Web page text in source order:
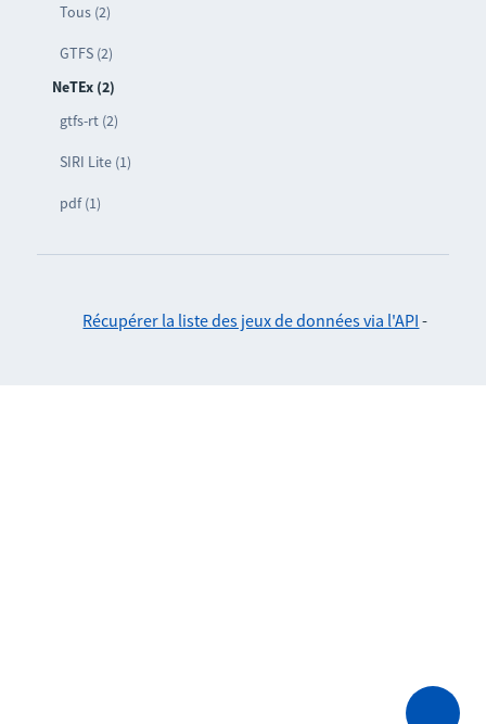
Tous (2)
GTFS (2)
NeTEx (2)
gtfs-rt (2)
SIRI Lite (1)
pdf (1)
Récupérer la liste des jeux de données via l'API -